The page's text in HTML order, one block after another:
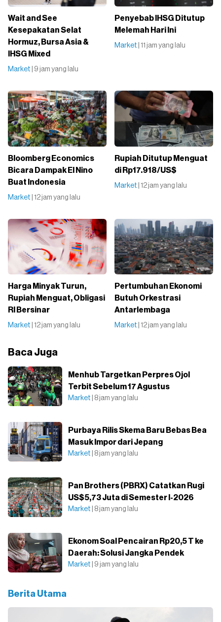
Wait and See
Kesepakatan Selat
Hormuz, Bursa Asia &
IHSG Mixed
Market | 9 jam yang lalu
Penyebab IHSG Ditutup
Melemah Hari Ini
Market | 11 jam yang lalu
Bloomberg Economics
Bicara Dampak El Nino
Buat Indonesia
Market | 12 jam yang lalu
Rupiah Ditutup Menguat
di Rp17.918/US$
Market | 12 jam yang lalu
Harga Minyak Turun,
Rupiah Menguat, Obligasi
RI Bersinar
Market | 12 jam yang lalu
Pertumbuhan Ekonomi
Butuh Orkestrasi
Antarlembaga
Market | 12 jam yang lalu
Baca Juga
Menhub Targetkan Perpres Ojol
Terbit Sebelum 17 Agustus
Market | 8 jam yang lalu
Purbaya Rilis Skema Baru Bebas Bea
Masuk Impor dari Jepang
Market | 8 jam yang lalu
Pan Brothers (PBRX) Catatkan Rugi
US$5,73 Juta di Semester I-2026
Market | 8 jam yang lalu
Ekonom Soal Pencairan Rp20,5 T ke
Daerah: Solusi Jangka Pendek
Market | 9 jam yang lalu
Berita Utama